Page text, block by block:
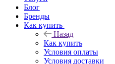
Блог
Бренды
Как купить
Назад
Как купить
Условия оплаты
Условия доставки